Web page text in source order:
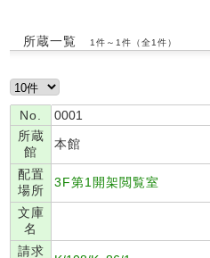
所蔵一覧 1件～1件（全1件）
No.
0001
所蔵
館
本館
配置
場所
3F第1開架閲覧室
文庫
名
請求